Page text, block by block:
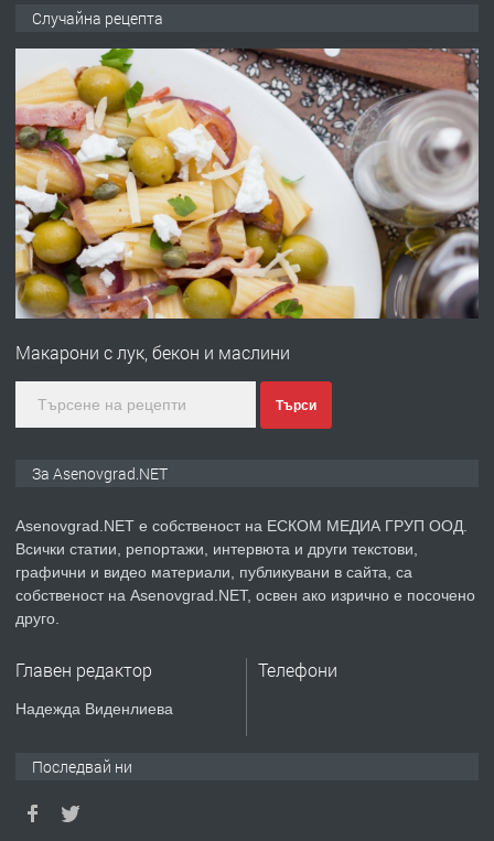
преди 10 месеца
ПРЕДЛАГА
Професионална броячна машина -
със сертификат от ЕЦБ
преди 1 година
ПРЕДЛАГА
Професионална зеленчукорезачка
преди 2 години
ПРЕДЛАГА
Давам индивидуалани уроци по
Случайна рецепта
Макарони с лук, бекон и маслини
Търси
За Asenovgrad.NET
Asenovgrad.NET е собственост на ЕСКОМ МЕДИА ГРУП ООД.
Всички статии, репортажи, интервюта и други текстови,
графични и видео материали, публикувани в сайта, са
собственост на Asenovgrad.NET, освен ако изрично е посочено
друго.
Главен редактор
Надежда Виденлиева
Телефони
Последвай ни